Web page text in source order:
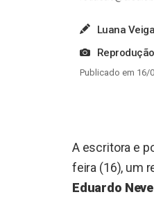
Luana Veiga
Reprodução
Publicado em 16/
A escritora e
feira (16), um
Eduardo